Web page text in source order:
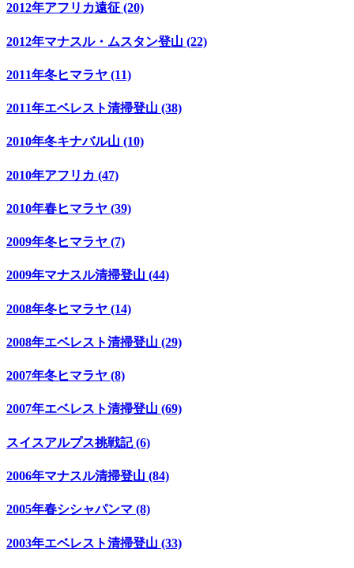
2012年アフリカ遠征 (20)
2012年マナスル・ムスタン登山 (22)
2011年冬ヒマラヤ (11)
2011年エベレスト清掃登山 (38)
2010年冬キナバル山 (10)
2010年アフリカ (47)
2010年春ヒマラヤ (39)
2009年冬ヒマラヤ (7)
2009年マナスル清掃登山 (44)
2008年冬ヒマラヤ (14)
2008年エベレスト清掃登山 (29)
2007年冬ヒマラヤ (8)
2007年エベレスト清掃登山 (69)
スイスアルプス挑戦記 (6)
2006年マナスル清掃登山 (84)
2005年春シシャパンマ (8)
2003年エベレスト清掃登山 (33)